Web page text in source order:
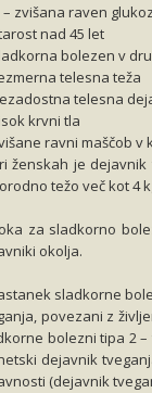
– zvišana raven
nad 45 let
bolezen v
telesna teža
telesna
krvni tla
ravni maščob v
ženskah je
težo več kot 4
za sladkorno
okolja.
sladkorne
povezani z
bolezni tipa 2
dejavnik
(dejavnik